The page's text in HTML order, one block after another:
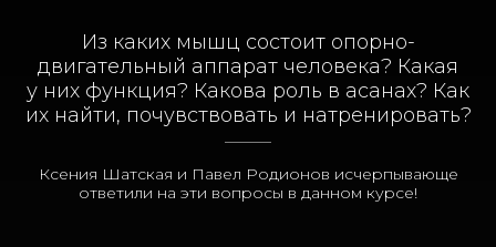
Из каких мышц состоит опорно-
двигательный аппарат человека? Какая
у них функция? Какова роль в асанах? Как
их найти, почувствовать и натренировать?
Ксения Шатская и Павел Родионов исчерпывающе
ответили на эти вопросы в данном курсе!